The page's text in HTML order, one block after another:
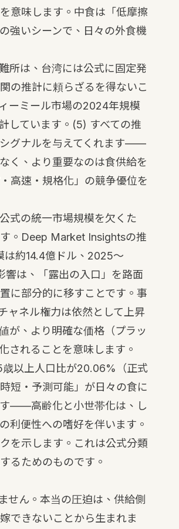
意味します。中食は「低摩擦
強いシーンで、日々の外食機
所は、台湾には公式に固定発
の推計に頼らざるを得ないこ
ーミール市場の2024年規模
しています。 (5) すべての推
グナルを与えてくれます——
く、より重要なのは食供給を
高速・規格化」の競争優位を
式の統一市場規模を欠くた
。Deep Market Insightsの推
約14.4億ドル、2025〜
響は、「露出の入口」を路面
に部分的に移すことです。事
ャネル権力は依然として上昇
が、より明確な価格（プラッ
されることを意味します。
以上人口比が20.06%（正式
短・予測可能」が日々の食に
す——高齢化と小世帯化は、し
利便性への嗜好を伴います。
を示します。これは公式分類
るためのものです。
せん。本当の圧迫は、供給側
できないことから生まれま